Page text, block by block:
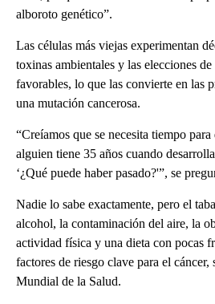
alboroto genético”.
Las células más viejas experimentan
toxinas ambientales y las elecciones
favorables, lo que las convierte en las
una mutación cancerosa.
“Creíamos que se necesita tiempo
alguien tiene 35 años cuando
‘¿Qué puede haber pasado?'”, se
Nadie lo sabe exactamente, pero el
alcohol, la contaminación del aire, la
actividad física y una dieta con pocas
factores de riesgo clave para el
Mundial de la Salud.